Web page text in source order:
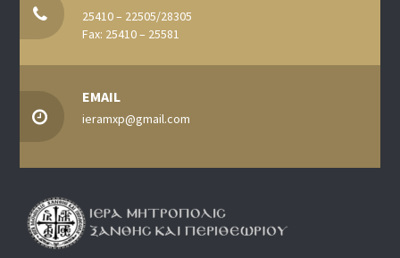
25410 – 22505/28305
Fax: 25410 – 25581
EMAIL
ieramxp@gmail.com